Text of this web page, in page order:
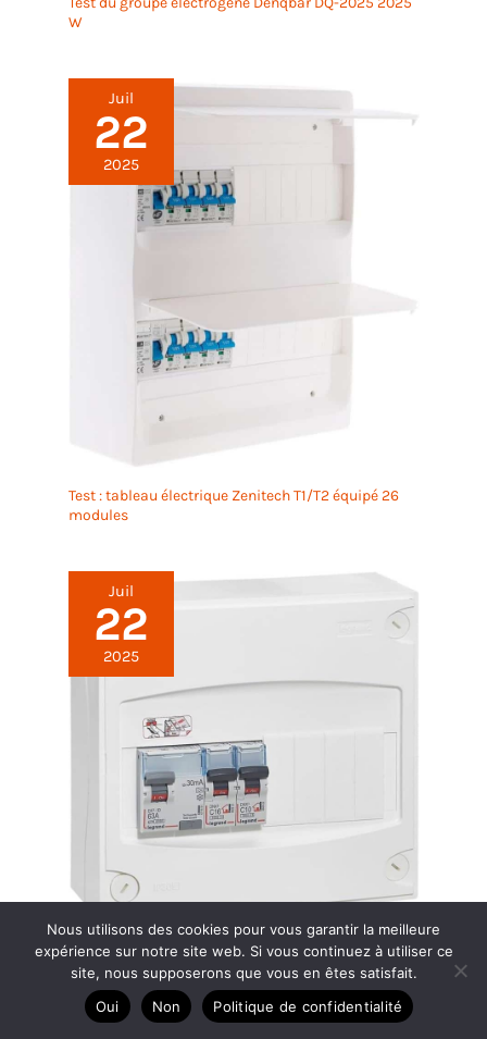
W
Juil
22
2025
Test : tableau électrique Zenitech T1/T2 équipé 26
modules
Juil
22
2025
Test tableau électrique Legrand Drivia spécial
extension chambre
Nous utilisons des cookies pour vous garantir la meilleure
expérience sur notre site web. Si vous continuez à utiliser ce
site, nous supposerons que vous en êtes satisfait.
Oui
Non Politique de confidentialité